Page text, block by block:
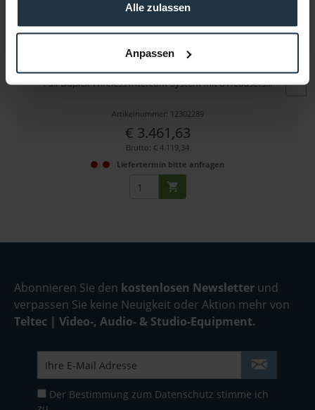
Alle zulassen
Anpassen
Hollyland Solidcom C1-8S Hub
Full-Duplex Wireless Intercom-System mit 8 Headsets...
Artikelnummer: 12302289
€ 3.461,63
Brutto: € 4.119,34
Liefertermin bitte anfragen
Abonnieren Sie den kostenlosen Newsletter und
verpassen Sie keine Neuigkeit oder Aktion mehr von
Teltec | Video-, Audio- & Studio-Equipment.
Der Bestimmung zum Datenschutz stimme ich